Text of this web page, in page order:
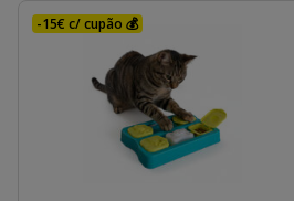
-15€ c/ cupão 💰